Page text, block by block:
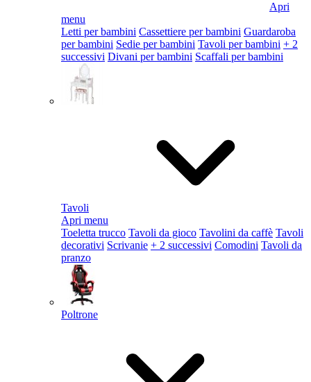
Apri
menu
Letti per bambini Cassettiere per bambini Guardaroba
per bambini Sedie per bambini Tavoli per bambini + 2
successivi Divani per bambini Scaffali per bambini
Tavoli
Apri menu
Toeletta trucco Tavoli da gioco Tavolini da caffè Tavoli
decorativi Scrivanie + 2 successivi Comodini Tavoli da
pranzo
Poltrone